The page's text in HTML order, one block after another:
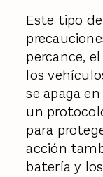
Este tipo
percance,
los
se apaga
un
para
acción
batería y